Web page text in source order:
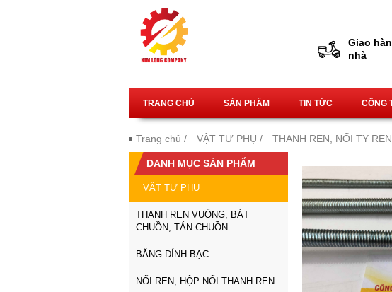
Giao
nhà
TRANG CHỦ SẢN PHẨM TIN TỨC CÔNG
Trang chủ / VẬT TƯ PHỤ / THANH REN, NỐI TY REN
DANH MỤC SẢN PHẨM
VẬT TƯ PHỤ
THANH REN VUÔNG, BÁT
CHUỒN, TÁN CHUỒN
BĂNG DÍNH BẠC
NỐI REN, HỘP NỐI THANH REN